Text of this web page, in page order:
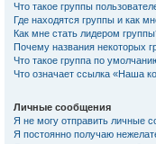
Что такое группы
Где находятся группы и как
Как мне стать лидером
Почему названия некоторых
Что такое группа по
Что означает ссылка «Наша
Личные сообщения
Я не могу отправить личные
Я постоянно получаю